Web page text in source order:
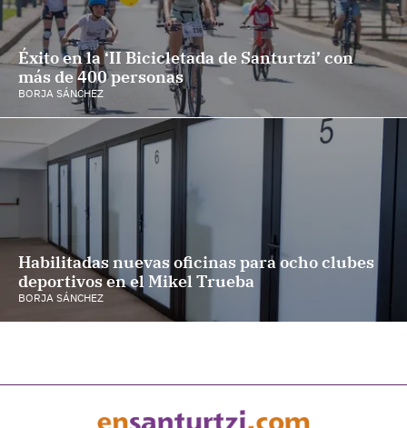
Éxito en la ‘II Bicicletada de Santurtzi’ con
más de 400 personas
BORJA SÁNCHEZ
Habilitadas nuevas oficinas para ocho clubes
deportivos en el Mikel Trueba
BORJA SÁNCHEZ